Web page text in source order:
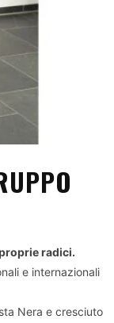
radici.
e internazionali
Nera e cresciuto